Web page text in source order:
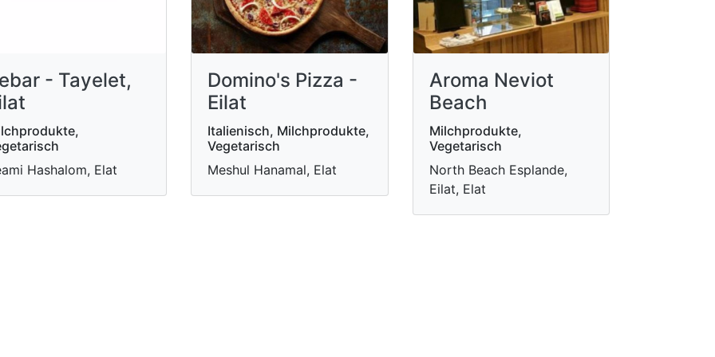
- Tayelet,
Hashalom, Elat
Domino's Pizza -
Eilat
Italienisch, Milchprodukte,
Vegetarisch
Meshul Hanamal, Elat
Aroma Neviot
Beach
Milchprodukte,
Vegetarisch
North Beach Esplande,
Eilat, Elat